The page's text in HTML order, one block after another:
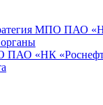
МПО ПАО
ПАО «НК